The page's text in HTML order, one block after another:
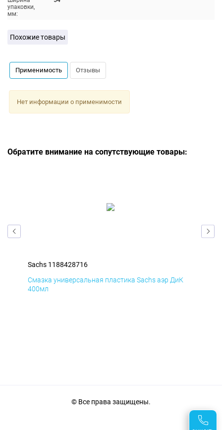
упаковки,
мм:
Похожие товары
Применимость Отзывы
Нет информации о применимости
Обратите внимание на сопутствующие товары:
Sachs 1188428716
Смазка универсальная пластика Sachs аэр ДиК
400мл
© Все права защищены.